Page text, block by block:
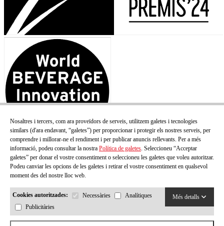
Nosaltres i tercers, com ara proveïdors de serveis, utilitzem galetes i tecnologies
similars (d'ara endavant, “galetes”) per proporcionar i protegir els nostres serveis, per
comprendre i millorar-ne el rendiment i per publicar anuncis rellevants. Per a més
informació, podeu consultar la nostra Política de galetes. Seleccioneu “Acceptar
galetes” per donar el vostre consentiment o seleccioneu les galetes que voleu autoritzar.
Podeu canviar les opcions de les galetes i retirar el vostre consentiment en qualsevol
moment des del nostre lloc web.
Cookies autoritzades: Necessàries
Analítiques
Publicitàries
Més detalls